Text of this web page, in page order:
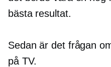
bästa resultat.
Sedan är det frågan
på TV.